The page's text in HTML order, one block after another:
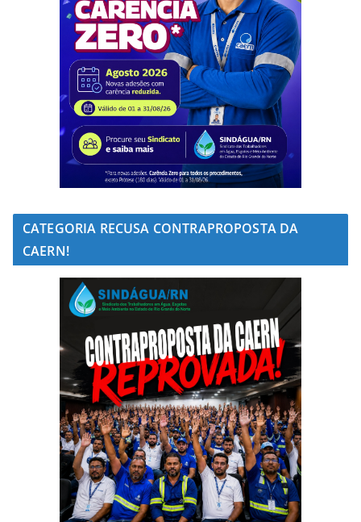
CATEGORIA RECUSA CONTRAPROPOSTA DA
CAERN!